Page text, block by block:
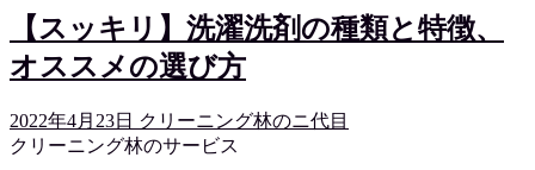
【スッキリ】洗濯洗剤の種類と特徴、
オススメの選び方
2022年4月23日 クリーニング林のニ代目
クリーニング林のサービス